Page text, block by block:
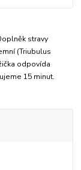
stravy
(Triubulus
odpovída
15 minut.